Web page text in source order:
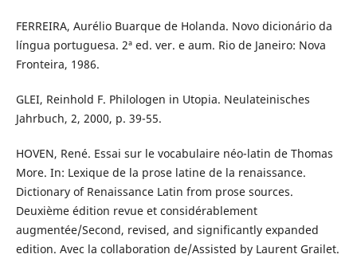
FERREIRA, Aurélio Buarque de Holanda. Novo dicionário da
língua portuguesa. 2ª ed. ver. e aum. Rio de Janeiro: Nova
Fronteira, 1986.
GLEI, Reinhold F. Philologen in Utopia. Neulateinisches
Jahrbuch, 2, 2000, p. 39-55.
HOVEN, René. Essai sur le vocabulaire néo-latin de Thomas
More. In: Lexique de la prose latine de la renaissance.
Dictionary of Renaissance Latin from prose sources.
Deuxième édition revue et considérablement
augmentée/Second, revised, and significantly expanded
edition. Avec la collaboration de/Assisted by Laurent Grailet.